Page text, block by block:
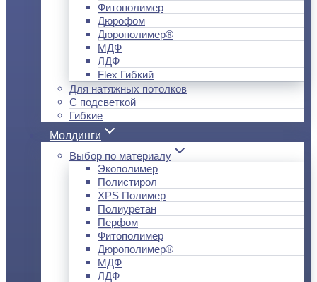
Фитополимер
Дюрофом
Дюрополимер®
МДФ
ЛДФ
Flex Гибкий
Для натяжных потолков
С подсветкой
Гибкие
Молдинги
Выбор по материалу
Экополимер
Полистирол
XPS Полимер
Полиуретан
Перфом
Фитополимер
Дюрополимер®
МДФ
ЛДФ